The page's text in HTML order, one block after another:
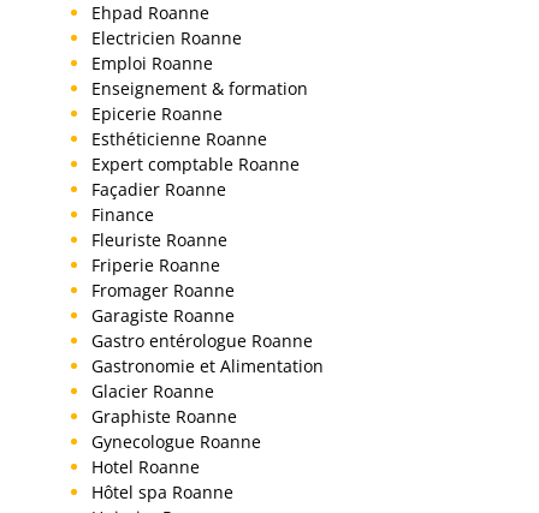
Ehpad Roanne
Electricien Roanne
Emploi Roanne
Enseignement & formation
Epicerie Roanne
Esthéticienne Roanne
Expert comptable Roanne
Façadier Roanne
Finance
Fleuriste Roanne
Friperie Roanne
Fromager Roanne
Garagiste Roanne
Gastro entérologue Roanne
Gastronomie et Alimentation
Glacier Roanne
Graphiste Roanne
Gynecologue Roanne
Hotel Roanne
Hôtel spa Roanne